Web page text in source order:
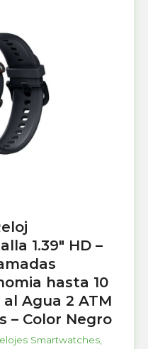
1.39″ HD –
hasta 10
Agua 2 ATM
– Color Negro
Smartwatches